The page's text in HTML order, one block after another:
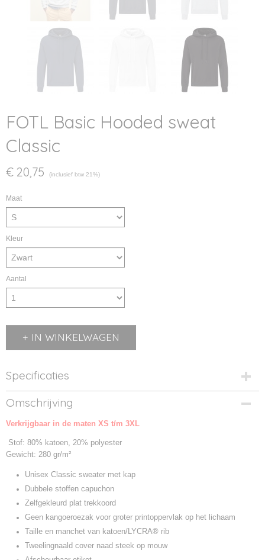
FOTL Basic Hooded sweat
Classic
€ 20,75 (inclusief btw 21%)
Maat
Kleur
Aantal
IN WINKELWAGEN
Specificaties
Productcode
621680-1
Productcode leverancier
Omschrijving
Verkrijgbaar in de maten XS t/m 3XL
Stof: 80% katoen, 20% polyester
Gewicht: 280 gr/m²
Unisex Classic sweater met kap
Dubbele stoffen capuchon
Zelfgekleurd plat trekkoord
Geen kangoeroezak voor groter printoppervlak op het lichaam
Taille en manchet van katoen/LYCRA® rib
Tweelingnaald cover naad steek op mouw